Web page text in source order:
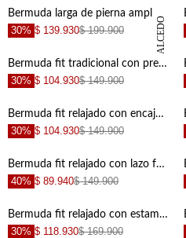
+
+
+
+
DANIELA SALCEDO
+
Bermuda larga de pierna amplia con costuras marcadas en algodón beige para mujer
30% $ 139.930$ 199.900
Bermuda fit tradicional con pretina fruncida en verde menta para mujer
30% $ 104.930$ 149.900
Bermuda fit relajado con encaje de hojas crudo para mujer
30% $ 104.930$ 149.900
Bermuda fit relajado con lazo frontal en beige para mujer
40% $ 89.940$ 149.900
Bermuda fit relajado con estampado floral rojo en poliéster blanco para mujer
30% $ 118.930$ 169.900